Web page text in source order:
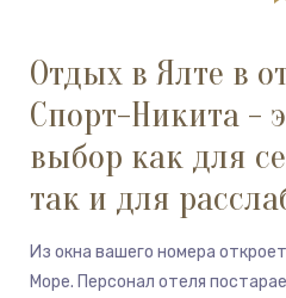
Отдых в Ялте в
Спорт-Никита -
выбор как для
так и для
Из окна вашего номера
Море. Персонал отеля